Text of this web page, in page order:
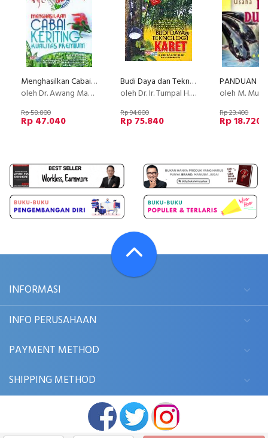
Menghasilkan Cabai Keriting Kualitas Premium
oleh Dr. Awang Maharijaya, SP., M. Si.. Prof. Dr. Muhamad Syukur, SP. M. SI
Rp 58.800
Rp 47.040
Budi Daya dan Teknologi Karet
oleh Dr. Ir. Tumpal H.S. Siregar., Dip. gr. & Ir. Irwan Suhendry, MM.
Rp 94.800
Rp 75.840
oleh M.
Rp 23.400
Rp 18.720
INFORMASI
INFO PERUSAHAAN
PAYMENT METHOD
SHIPPING METHOD